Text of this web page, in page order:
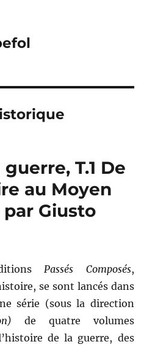
T.1 De
au Moyen
Giusto
Passés Composés,
se sont lancés dans
série (sous la direction
de quatre volumes
de la guerre, des